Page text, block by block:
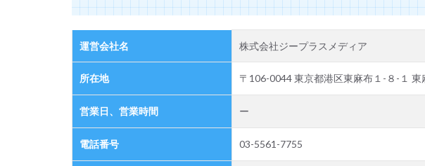
ョナ
ルや
英語
力を
活か
せる
保育
士求
運営会社名 株式会社ジープラスメディア
所在地 〒106-0044 東京都港区東麻布１-８-１ 東
営業日、営業時間 ー
電話番号 03-5561-7755